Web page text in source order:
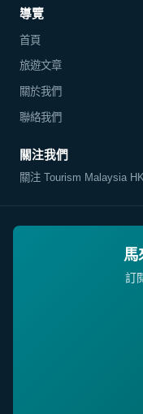
導覽
首頁
旅遊文章
關於我們
聯絡我們
關注我們
關注 Tourism Malaysia
馬
訂